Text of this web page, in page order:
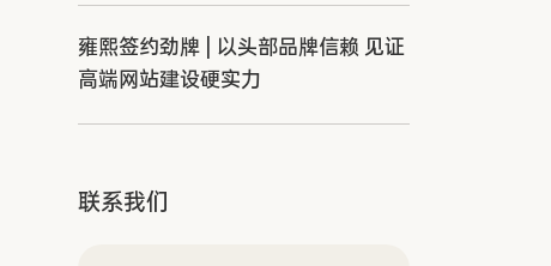
雍熙签约劲牌 | 以头部品牌信赖 见证
高端网站建设硬实力
联系我们